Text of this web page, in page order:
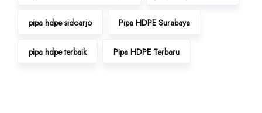
pipa hdpe sidoarjo Pipa HDPE Surabaya
pipa hdpe terbaik Pipa HDPE Terbaru